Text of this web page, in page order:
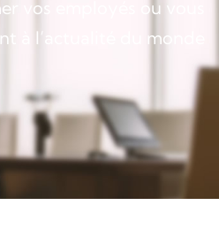
vos employés ou vous
à l’actualité du monde